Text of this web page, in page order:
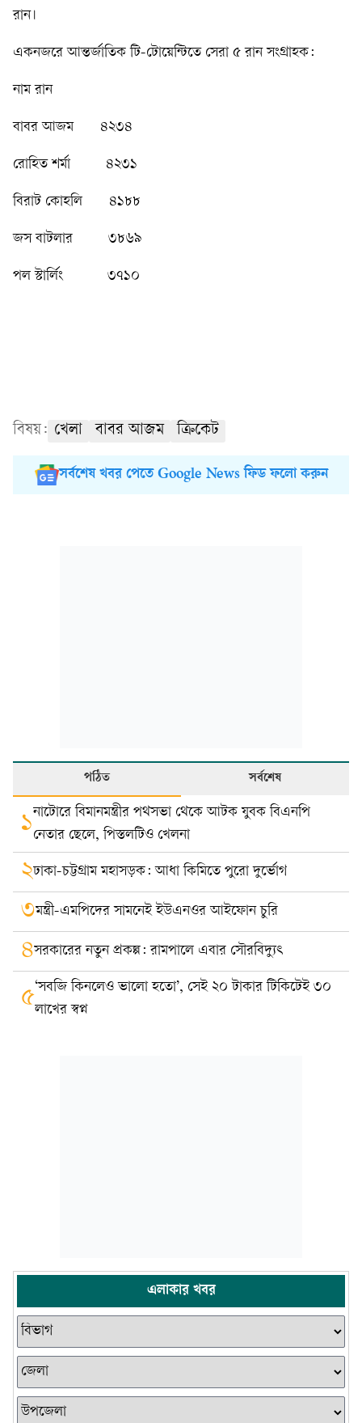
রান।
একনজরে আন্তর্জাতিক টি-টোয়েন্টিতে সেরা ৫ রান সংগ্রাহক:
নাম রান
বাবর আজম ৪২৩৪
রোহিত শর্মা ৪২৩১
বিরাট কোহলি ৪১৮৮
জস বাটলার ৩৮৬৯
পল স্টার্লিং ৩৭১০
বিষয়: খেলা বাবর আজম ক্রিকেট
সর্বশেষ খবর পেতে Google News ফিড ফলো করুন
পঠিত সর্বশেষ
১নাটোরে বিমানমন্ত্রীর পথসভা থেকে আটক যুবক বিএনপি
নেতার ছেলে, পিস্তলটিও খেলনা
২ঢাকা-চট্টগ্রাম মহাসড়ক: আধা কিমিতে পুরো দুর্ভোগ
৩মন্ত্রী-এমপিদের সামনেই ইউএনওর আইফোন চুরি
৪সরকারের নতুন প্রকল্প: রামপালে এবার সৌরবিদ্যুৎ
৫‘সবজি কিনলেও ভালো হতো’, সেই ২০ টাকার টিকিটেই ৩০
লাখের স্বপ্ন
এলাকার খবর